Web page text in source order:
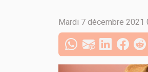
Mardi 7 décembre 2021